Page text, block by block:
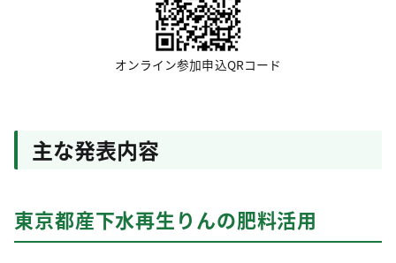
オンライン参加申込QRコード
主な発表内容
東京都産下水再生りんの肥料活用